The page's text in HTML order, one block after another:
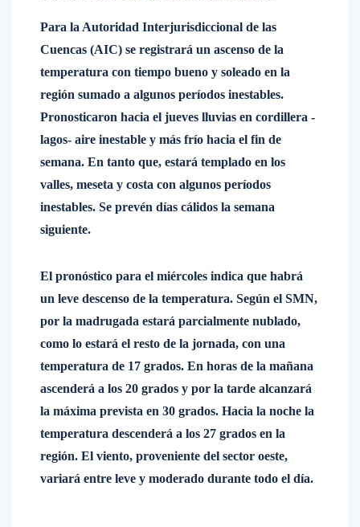
Para la Autoridad Interjurisdiccional de las
Cuencas (AIC) se registrará un ascenso de la
temperatura con tiempo bueno y soleado en la
región sumado a algunos períodos inestables.
Pronosticaron hacia el jueves lluvias en cordillera -
lagos- aire inestable y más frío hacia el fin de
semana. En tanto que, estará templado en los
valles, meseta y costa con algunos períodos
inestables. Se prevén días cálidos la semana
siguiente.
El pronóstico para el miércoles indica que habrá
un leve descenso de la temperatura. Según el SMN,
por la madrugada estará parcialmente nublado,
como lo estará el resto de la jornada, con una
temperatura de 17 grados. En horas de la mañana
ascenderá a los 20 grados y por la tarde alcanzará
la máxima prevista en 30 grados. Hacia la noche la
temperatura descenderá a los 27 grados en la
región. El viento, proveniente del sector oeste,
variará entre leve y moderado durante todo el día.